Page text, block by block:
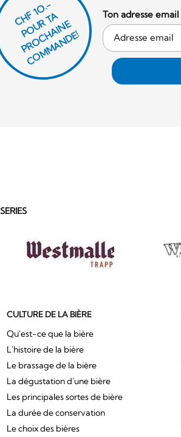
CHF 1O.-
P
O
U
R
T
A
P
R
O
C
H
AI
N
E
C
O
M
M
A
N
D
E!
Ton adresse email
CULTURE DE LA BIÈRE
Qu'est-ce que la bière
L'histoire de la bière
Le brassage de la bière
La dégustation d'une bière
Les principales sortes de bière
La durée de conservation
Le choix des bières